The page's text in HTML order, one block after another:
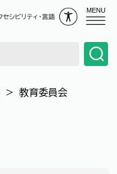
MENU
＞ 教育委員会